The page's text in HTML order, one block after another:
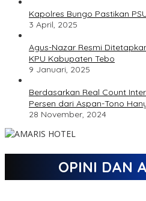
Kapolres Bungo Pastikan
3 April, 2025
Agus-Nazar Resmi
KPU Kabupaten Tebo
9 Januari, 2025
Berdasarkan Real Count
Persen dari Aspan-Tono
28 November, 2024
OPINI DAN